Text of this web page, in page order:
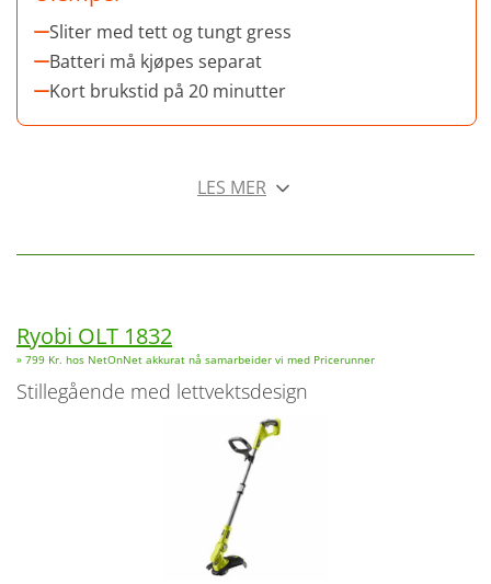
Sliter med tett og tungt gress
Batteri må kjøpes separat
Kort brukstid på 20 minutter
LES MER
Ryobi OLT 1832
» 799 Kr. hos NetOnNet akkurat nå samarbeider vi med Pricerunner
Stillegående med lettvektsdesign